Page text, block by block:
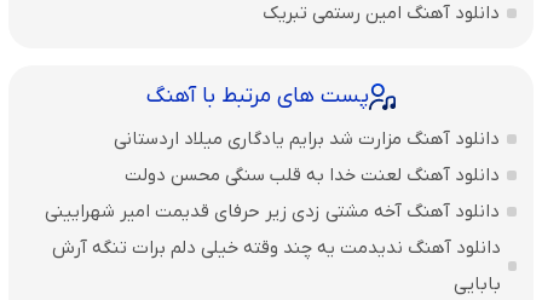
دانلود آهنگ امین رستمی تبریک
پست های مرتبط با آهنگ
دانلود آهنگ مزارت شد برایم یادگاری میلاد اردستانی
دانلود آهنگ لعنت خدا به قلب سنگی محسن دولت
دانلود آهنگ آخه مشتی زدی زیر حرفای قدیمت امیر شهرایینی
دانلود آهنگ ندیدمت یه چند وقته خیلی دلم برات تنگه آرش
بابایی